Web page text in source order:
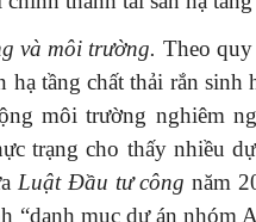
và môi trường. Theo
hạ tầng chất thải rắn sinh
môi trường nghiêm
trạng cho thấy nhiều
Luật Đầu tư công năm
“danh mục dự án nhóm